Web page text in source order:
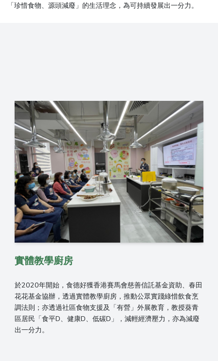
「珍惜食物、源頭減廢」的生活理念，為可持續發展出一分力。
實體教學廚房
於2020年開始，食德好獲香港賽馬會慈善信託基金資助、春田
花花基金協辦，透過實體教學廚房，推動公眾實踐綠惜飲食烹
調法則；亦透過社區食物支援及「有營」外展教育，教授葵青
區居民「食平D、健康D、低碳D」，減輕經濟壓力，亦為減廢
出一分力。